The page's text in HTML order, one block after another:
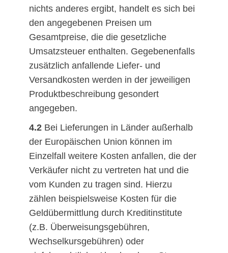
nichts anderes ergibt, handelt es sich bei
den angegebenen Preisen um
Gesamtpreise, die die gesetzliche
Umsatzsteuer enthalten. Gegebenenfalls
zusätzlich anfallende Liefer- und
Versandkosten werden in der jeweiligen
Produktbeschreibung gesondert
angegeben.
4.2Bei Lieferungen in Länder außerhalb
der Europäischen Union können im
Einzelfall weitere Kosten anfallen, die der
Verkäufer nicht zu vertreten hat und die
vom Kunden zu tragen sind. Hierzu
zählen beispielsweise Kosten für die
Geldübermittlung durch Kreditinstitute
(z.B. Überweisungsgebühren,
Wechselkursgebühren) oder